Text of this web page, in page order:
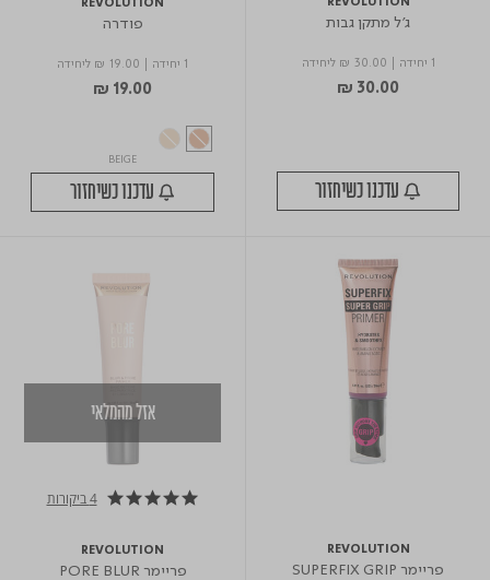
REVOLUTION
ג'ל מתקן גבות
1 יחידה ₪ 30.00 ליחידה
₪ 30.00
REVOLUTION
פודרה
1 יחידה ₪ 19.00 ליחידה
₪ 19.00
BEIGE
REVOLUTION
פריימר SUPERFIX GRIP
אזל מהמלאי
5.0 star rating 4 ביקורות
REVOLUTION
פריימר PORE BLUR